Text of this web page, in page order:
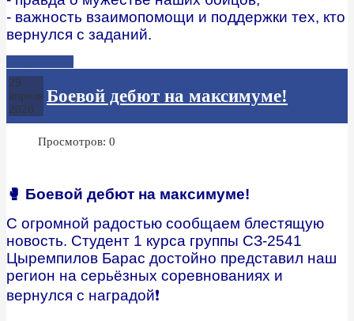
- важность взаимопомощи и поддержки тех, кто
вернулся с заданий.
29
апреля
2026
Боевой дебют на максимуме!
Просмотров: 0
🥊 Боевой дебют на максимуме!
С огромной радостью сообщаем блестящую
новость. Студент 1 курса группы СЗ-2541
Цыремпилов Барас достойно представил наш
регион на серьёзных соревнованиях и
вернулся с наградой❗️